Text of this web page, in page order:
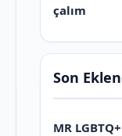
çalım
Son
MR